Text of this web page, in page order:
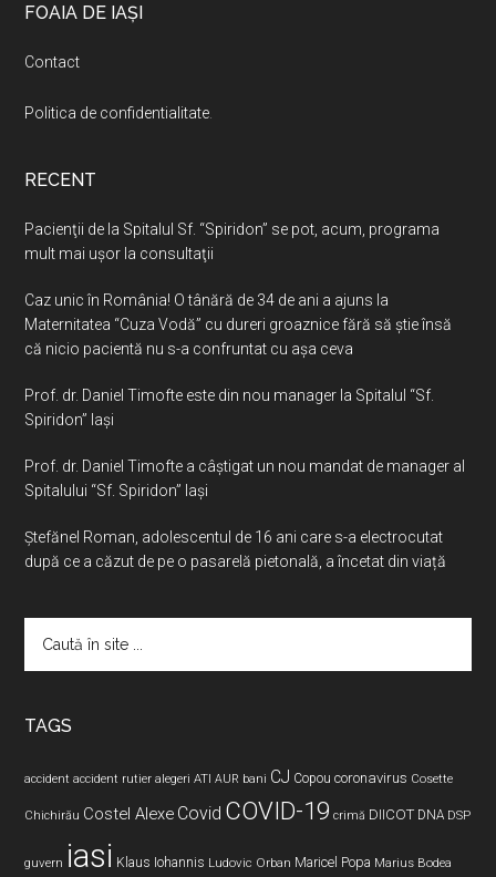
Footer
FOAIA DE IAȘI
Contact
Politica de confidentialitate
RECENT
Pacienţii de la Spitalul Sf. “Spiridon” se pot, acum, programa
mult mai uşor la consultaţii
Caz unic în România! O tânără de 34 de ani a ajuns la
Maternitatea “Cuza Vodă” cu dureri groaznice fără să ştie însă
că nicio pacientă nu s-a confruntat cu așa ceva
Prof. dr. Daniel Timofte este din nou manager la Spitalul “Sf.
Spiridon” Iaşi
Prof. dr. Daniel Timofte a câștigat un nou mandat de manager al
Spitalului “Sf. Spiridon” Iași
Ştefănel Roman, adolescentul de 16 ani care s-a electrocutat
după ce a căzut de pe o pasarelă pietonală, a încetat din viață
TAGS
accident accident rutier alegeri ATI AUR bani CJ Copou coronavirus Cosette
Chichirău Costel Alexe Covid COVID-19 crimă DIICOT DNA DSP
guvern iasi Klaus Iohannis Ludovic Orban Maricel Popa Marius Bodea